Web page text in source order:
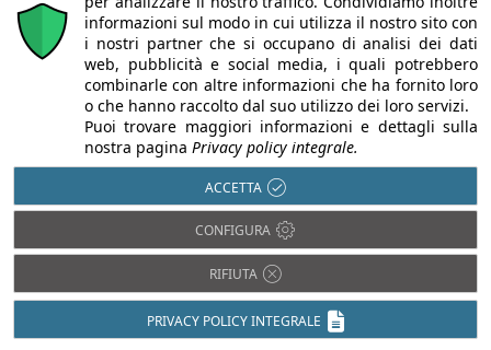
informazioni sul modo in cui utilizza il nostro sito con
i nostri partner che si occupano di analisi dei dati
web, pubblicità e social media, i quali potrebbero
combinarle con altre informazioni che ha fornito loro
o che hanno raccolto dal suo utilizzo dei loro servizi.
Puoi trovare maggiori informazioni e dettagli sulla
nostra pagina Privacy policy integrale.
ACCETTA
CONFIGURA
RIFIUTA
PRIVACY POLICY INTEGRALE